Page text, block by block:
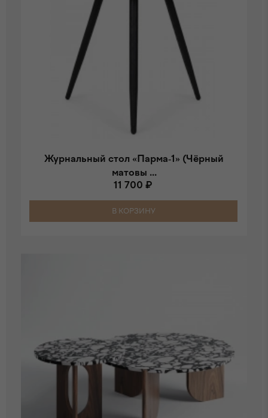
Журнальный стол «Парма-1» (Чёрный
матовы ...
11 700 ₽
В КОРЗИНУ